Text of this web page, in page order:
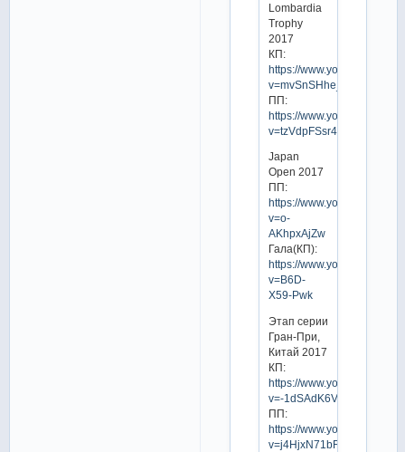
Lombardia
Trophy
2017
КП:
https://www.youtube.com/
v=mvSnSHhe_y4
ПП:
https://www.youtube.com/
v=tzVdpFSsr4k
Japan
Open 2017
ПП:
https://www.youtube.com/
v=o-
AKhpxAjZw
Гала(КП):
https://www.youtube.com/
v=B6D-
X59-Pwk
Этап серии
Гран-При,
Китай 2017
КП:
https://www.youtube.com/
v=-1dSAdK6Vq8
ПП:
https://www.youtube.com/
v=j4HjxN71bFw